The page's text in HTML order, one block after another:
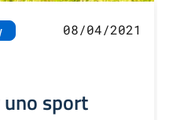
08/04/2021
sport